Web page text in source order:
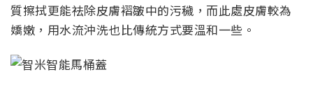
質擦拭更能祛除皮膚褶皺中的污穢，而此處皮膚較為
嬌嫩，用水流沖洗也比傳統方式要溫和一些。